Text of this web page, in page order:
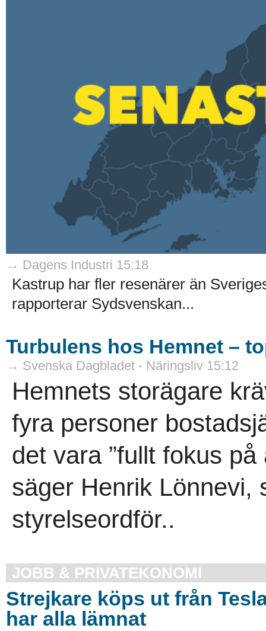
→ Dagens Industri 15:18
Kastrup har fler resenärer än
rapporterar Sydsvenskan...
Turbulens hos Hemnet –
→ Svenska Dagbladet - Näringsliv 15:12
Hemnets storägare
fyra personer
det vara ”fullt fokus
säger Henrik Lönnevi,
styrelseordför..
JOBB & PRIVATEKONOMI
Strejkare köps ut från
har alla lämnat